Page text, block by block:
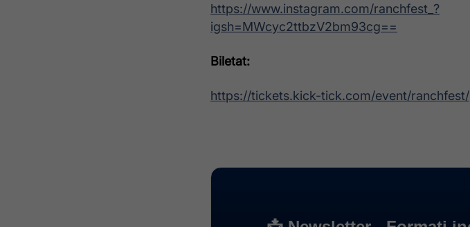
https://www.instagram.com/ranchfest_?
igsh=MWcyc2ttbzV2bm93cg==
Biletat:
https://tickets.kick-tick.com/event/ranchfest/